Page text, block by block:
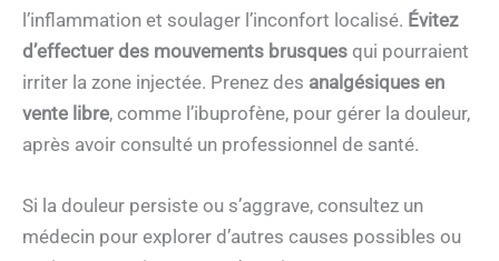
l’inflammation et soulager l’inconfort localisé. Évitez
d’effectuer des mouvements brusques qui pourraient
irriter la zone injectée. Prenez des analgésiques en
vente libre, comme l’ibuprofène, pour gérer la douleur,
après avoir consulté un professionnel de santé.
Si la douleur persiste ou s’aggrave, consultez un
médecin pour explorer d’autres causes possibles ou